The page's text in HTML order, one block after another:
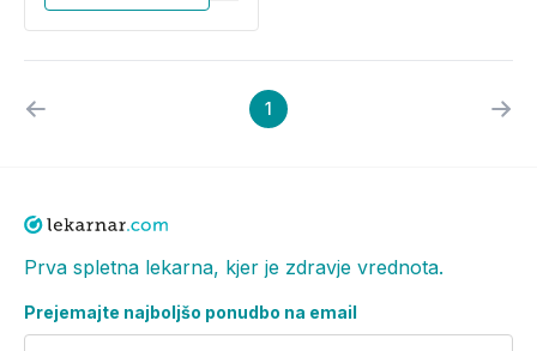
1
Prva spletna lekarna, kjer je zdravje vrednota.
Prejemajte najboljšo ponudbo na email